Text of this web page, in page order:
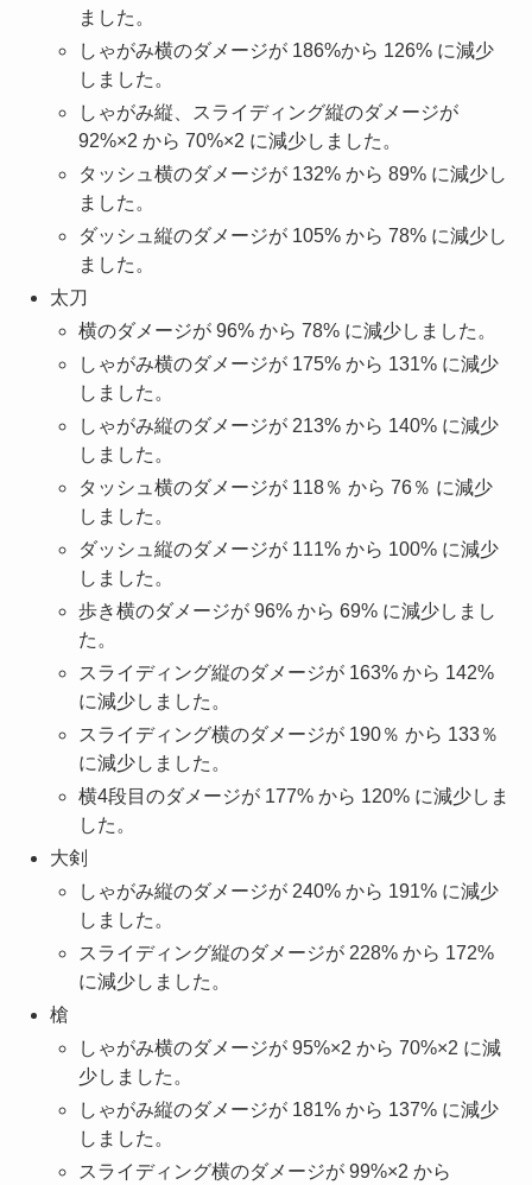
ました。
しゃがみ横のダメージが 186%から 126% に減少
しました。
しゃがみ縦、スライディング縦のダメージが
92%×2 から 70%×2 に減少しました。
タッシュ横のダメージが 132% から 89% に減少し
ました。
ダッシュ縦のダメージが 105% から 78% に減少し
ました。
太刀
横のダメージが 96% から 78% に減少しました。
しゃがみ横のダメージが 175% から 131% に減少
しました。
しゃがみ縦のダメージが 213% から 140% に減少
しました。
タッシュ横のダメージが 118％ から 76％ に減少
しました。
ダッシュ縦のダメージが 111% から 100% に減少
しました。
歩き横のダメージが 96% から 69% に減少しまし
た。
スライディング縦のダメージが 163% から 142%
に減少しました。
スライディング横のダメージが 190％ から 133％
に減少しました。
横4段目のダメージが 177% から 120% に減少しま
した。
大剣
しゃがみ縦のダメージが 240% から 191% に減少
しました。
スライディング縦のダメージが 228% から 172%
に減少しました。
槍
しゃがみ横のダメージが 95%×2 から 70%×2 に減
少しました。
しゃがみ縦のダメージが 181% から 137% に減少
しました。
スライディング横のダメージが 99%×2 から